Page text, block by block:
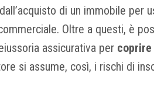
di un immobile per
Oltre a questi, è
assicurativa per
si assume, così, i rischi di